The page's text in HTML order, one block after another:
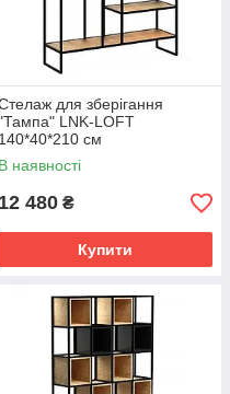
для зберігання
LNK-LOFT
140*40*210 см
В наявності
12 480 ₴
Купити